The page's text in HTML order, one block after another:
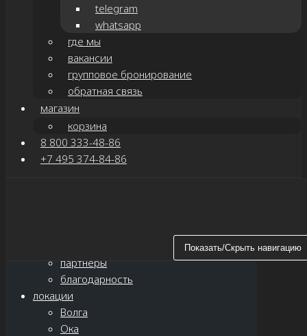
telegram
whatsapp
где мы
вакансии
групповое бронирование
обратная связь
магазин
корзина
8 800 333-48-86
+7 495 374-84-86
Показать/Скрыть навигацию
партнёры
благодарность
локации
Волга
Ока